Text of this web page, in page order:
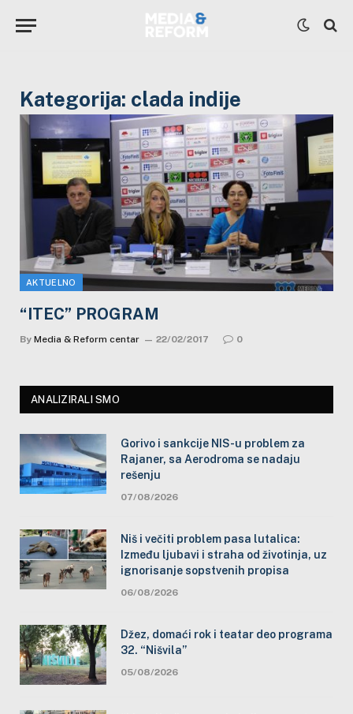
Kategorija: clada indije
AKTUELNO
“ITEC” PROGRAM
By Media & Reform centar 22/02/2017 0
ANALIZIRALI SMO
Gorivo i sankcije NIS-u problem za
Rajaner, sa Aerodroma se nadaju
rešenju
07/08/2026
Niš i večiti problem pasa lutalica:
Između ljubavi i straha od životinja, uz
ignorisanje sopstvenih propisa
06/08/2026
Džez, domaći rok i teatar deo programa
32. “Nišvila”
05/08/2026